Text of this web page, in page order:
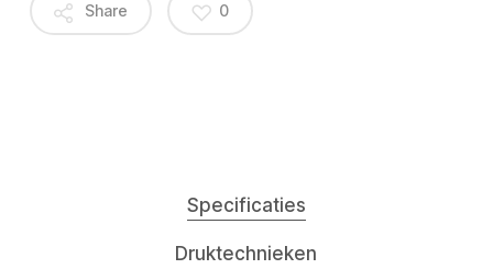
Share 0
Specificaties
Druktechnieken